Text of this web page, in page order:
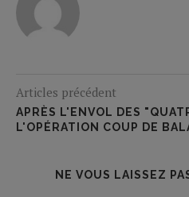
Articles précédent
APRÈS L'ENVOL DES
L'OPÉRATION COUP DE
NE VOUS LAISSEZ